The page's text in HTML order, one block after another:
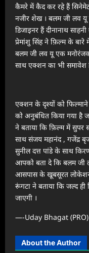
कैमरे में कैद कर रहे हैं
नजीर शेख । बलम जी लव यू के
डिजाइनर हैं दीनानाथ
प्रेमांशु सिंह ने फ़िल्म के
बलम जी लव यू एक
साथ एक्शन का भी समावेश
एक्शन के दृश्यों को फिल्माने
को अनुबंधित किया गया है
ने बताया कि फ़िल्म में सुपर
साथ संजय महानंद , गजेंद्र
सुनील दत्त पांडे के साथ
आपको बता दे कि बलम जी
आसपास के खूबसूरत लोकेशन
रूंगटा ने बताया कि जल्द
जाएगी ।
—-Uday Bhagat (PRO)
About the Author